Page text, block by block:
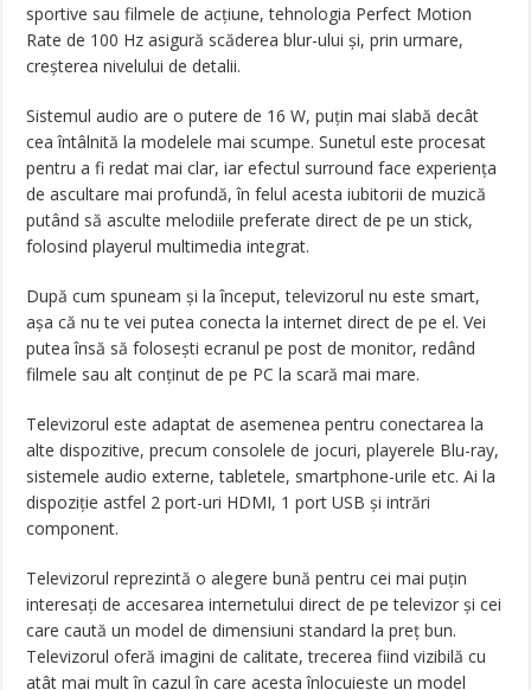
sportive sau filmele de acțiune, tehnologia Perfect Motion
Rate de 100 Hz asigură scăderea blur-ului și, prin urmare,
creșterea nivelului de detalii.
Sistemul audio are o putere de 16 W, puțin mai slabă decât
cea întâlnită la modelele mai scumpe. Sunetul este procesat
pentru a fi redat mai clar, iar efectul surround face experiența
de ascultare mai profundă, în felul acesta iubitorii de muzică
putând să asculte melodiile preferate direct de pe un stick,
folosind playerul multimedia integrat.
După cum spuneam și la început, televizorul nu este smart,
așa că nu te vei putea conecta la internet direct de pe el. Vei
putea însă să folosești ecranul pe post de monitor, redând
filmele sau alt conținut de pe PC la scară mai mare.
Televizorul este adaptat de asemenea pentru conectarea la
alte dispozitive, precum consolele de jocuri, playerele Blu-ray,
sistemele audio externe, tabletele, smartphone-urile etc. Ai la
dispoziție astfel 2 port-uri HDMI, 1 port USB și intrări
component.
Televizorul reprezintă o alegere bună pentru cei mai puțin
interesați de accesarea internetului direct de pe televizor și cei
care caută un model de dimensiuni standard la preț bun.
Televizorul oferă imagini de calitate, trecerea fiind vizibilă cu
atât mai mult în cazul în care acesta înlocuiește un model